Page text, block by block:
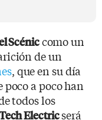
Scéniccomo un
de un
, que en su día
a poco han
todos los
Electricserá